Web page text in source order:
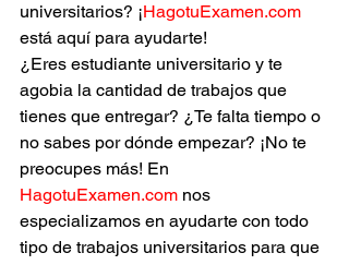
universitarios? ¡HagotuExamen.com
está aquí para ayudarte!
¿Eres estudiante universitario y te
agobia la cantidad de trabajos que
tienes que entregar? ¿Te falta tiempo o
no sabes por dónde empezar? ¡No te
preocupes más! En
HagotuExamen.com nos
especializamos en ayudarte con todo
tipo de trabajos universitarios para que